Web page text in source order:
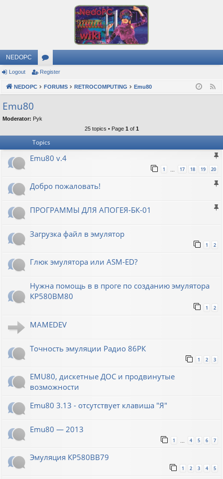
NEDOPC
or
u
Logout Register
NEDOPC FORUMS RETROCOMPUTING Emu80
Emu80
Moderator: Pyk
25 topics • Page 1 of 1
Topics
Emu80 v.4
1 … 17 18 19 20
Добро пожаловать!
ПРОГРАММЫ ДЛЯ АПОГЕЯ-БК-01
Загрузка файл в эмулятор
1 2
Глюк эмулятора или ASM-ED?
Нужна помощь в в проге по созданию эмулятора
КР580ВМ80
1 2
MAMEDEV
Точность эмуляции Радио 86РК
1 2 3
EMU80, дискетные ДОС и продвинутые
возможности
Emu80 3.13 - отсутствует клавиша "Я"
Emu80 — 2013
1 4 5 6 7
Эмуляция КР580ВВ79
1 2 3 4 5